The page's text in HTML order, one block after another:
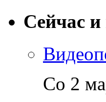
Сейчас
Со 2